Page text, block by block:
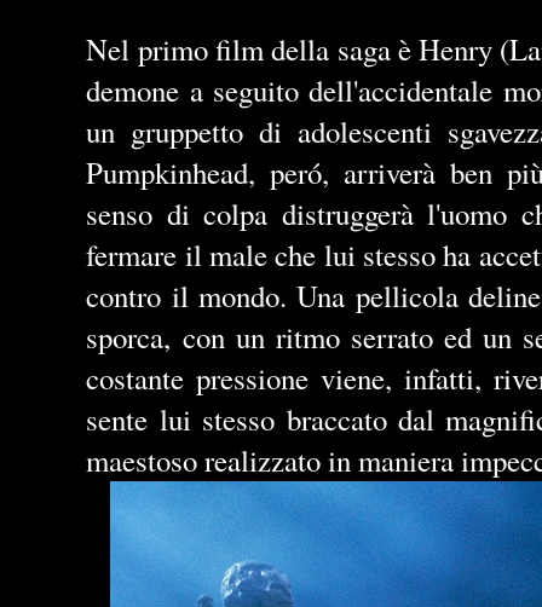
Nel primo film della saga è Henry
demone a seguito dell'accidentale
un gruppetto di adolescenti
Pumpkinhead, peró, arriverà ben
senso di colpa distruggerà l'uomo
fermare il male che lui stesso ha
contro il mondo. Una pellicola
sporca, con un ritmo serrato ed un
costante pressione viene, infatti,
sente lui stesso braccato dal
maestoso realizzato in maniera